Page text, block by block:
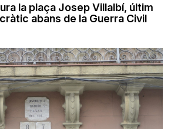
la plaça Josep Villalbí, últim
abans de la Guerra Civil